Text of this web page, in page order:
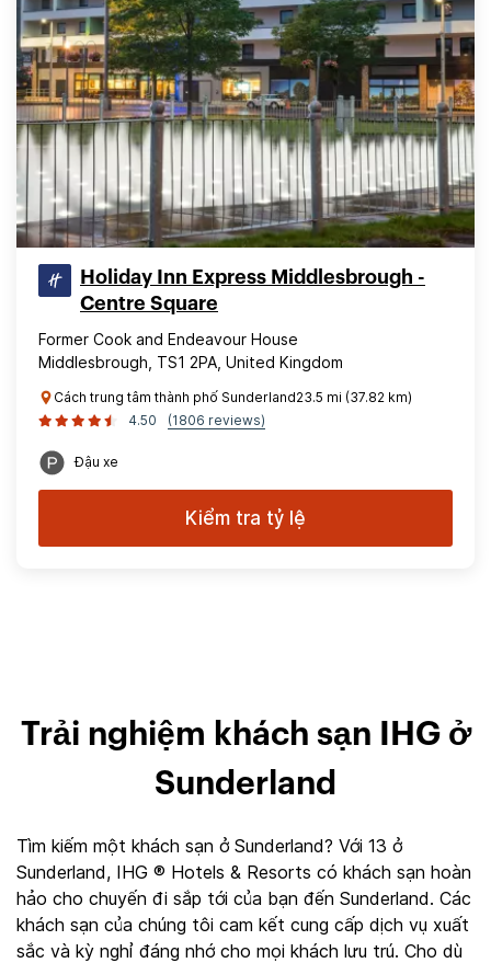
Holiday Inn Express Middlesbrough -
Centre Square
Former Cook and Endeavour House
Middlesbrough, TS1 2PA, United Kingdom
Cách trung tâm thành phố Sunderland23.5 mi (37.82 km)
4.50
(1806 reviews)
Đậu xe
Kiểm tra tỷ lệ
Trải nghiệm khách sạn IHG ở
Sunderland
Tìm kiếm một khách sạn ở Sunderland? Với 13 ở
Sunderland, IHG ® Hotels & Resorts có khách sạn hoàn
hảo cho chuyến đi sắp tới của bạn đến Sunderland. Các
khách sạn của chúng tôi cam kết cung cấp dịch vụ xuất
sắc và kỳ nghỉ đáng nhớ cho mọi khách lưu trú. Cho dù